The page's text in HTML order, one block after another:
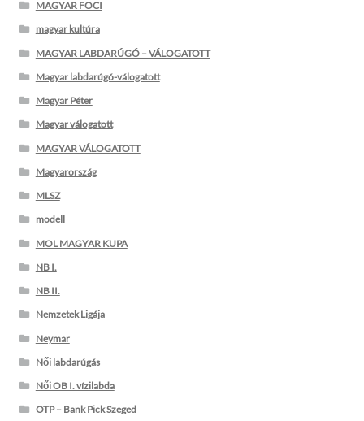
MAGYAR FOCI
magyar kultúra
MAGYAR LABDARÚGÓ – VÁLOGATOTT
Magyar labdarúgó-válogatott
Magyar Péter
Magyar válogatott
MAGYAR VÁLOGATOTT
Magyarország
MLSZ
modell
MOL MAGYAR KUPA
NB I.
NB II.
Nemzetek Ligája
Neymar
Női labdarúgás
Női OB I. vízilabda
OTP – Bank Pick Szeged